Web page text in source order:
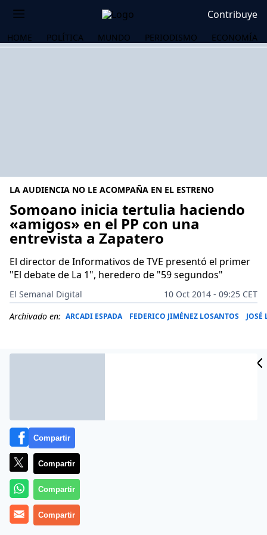
Contribuye
HOME POLÍTICA MUNDO PERIODISMO ECONOMÍA
LA AUDIENCIA NO LE ACOMPAÑA EN EL ESTRENO
Somoano inicia tertulia haciendo
«amigos» en el PP con una
entrevista a Zapatero
El director de Informativos de TVE presentó el primer
"El debate de La 1", heredero de "59 segundos"
El Semanal Digital
10 Oct 2014 - 09:25 CET
Archivado en: ARCADI ESPADA FEDERICO JIMÉNEZ LOSANTOS JOSÉ
El estreno de Julio Somoano, director de informativos
de TVE, delante de la cámara en un programa nuevo
Compartir
Compartir
Compartir
Compartir